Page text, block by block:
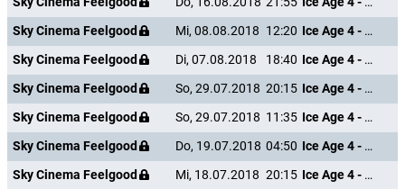
Sky Cinema Feelgood
Mi, 08.08.2018 12:20
Ice Age 4 - Voll verschoben
Sky Cinema Feelgood
Di, 07.08.2018 18:40
Ice Age 4 - Voll verschoben
Sky Cinema Feelgood
So, 29.07.2018 20:15
Ice Age 4 - Voll verschoben
Sky Cinema Feelgood
So, 29.07.2018 11:35
Ice Age 4 - Voll verschoben
Sky Cinema Feelgood
Do, 19.07.2018 04:50
Ice Age 4 - Voll verschoben
Sky Cinema Feelgood
Mi, 18.07.2018 20:15
Ice Age 4 - Voll verschoben